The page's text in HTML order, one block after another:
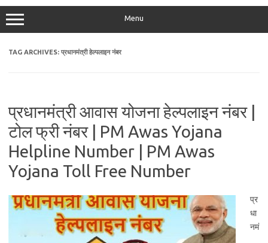
Menu
TAG ARCHIVES: प्रधानमंत्री हेल्पलाइन नंबर
प्रधानमंत्री आवास योजना हेल्पलाइन नंबर |
टोल फ्री नंबर | PM Awas Yojana
Helpline Number | PM Awas
Yojana Toll Free Number
प्र
धा
नमं